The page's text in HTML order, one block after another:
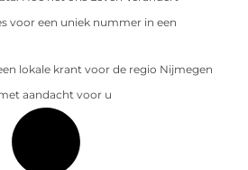
voor een uniek nummer in een
lokale krant voor de regio Nijmegen
aandacht voor u